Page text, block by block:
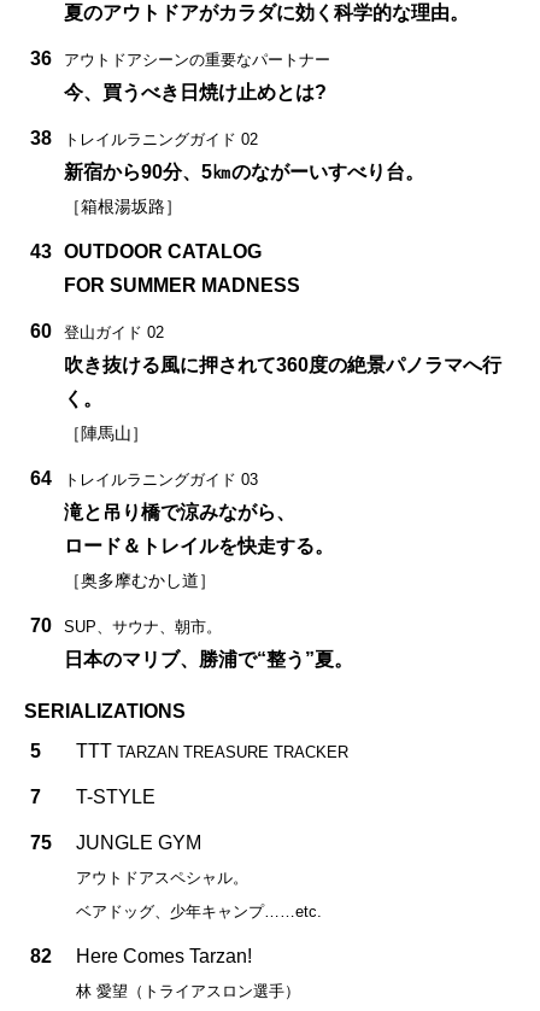
夏のアウトドアがカラダに効く科学的な理由。
36 アウトドアシーンの重要なパートナー
今、買うべき日焼け止めとは?
38 トレイルラニングガイド 02
新宿から90分、5㎞のながーいすべり台。
［箱根湯坂路］
43 OUTDOOR CATALOG
FOR SUMMER MADNESS
60 登山ガイド 02
吹き抜ける風に押されて360度の絶景パノラマへ行
く。
［陣馬山］
64 トレイルラニングガイド 03
滝と吊り橋で涼みながら、
ロード＆トレイルを快走する。
［奥多摩むかし道］
70 SUP、サウナ、朝市。
日本のマリブ、勝浦で“整う”夏。
SERIALIZATIONS
5
TTT TARZAN TREASURE TRACKER
7 T-STYLE
75 JUNGLE GYM
アウトドアスペシャル。
ベアドッグ、少年キャンプ……etc.
82 Here Comes Tarzan!
林 愛望（トライアスロン選手）